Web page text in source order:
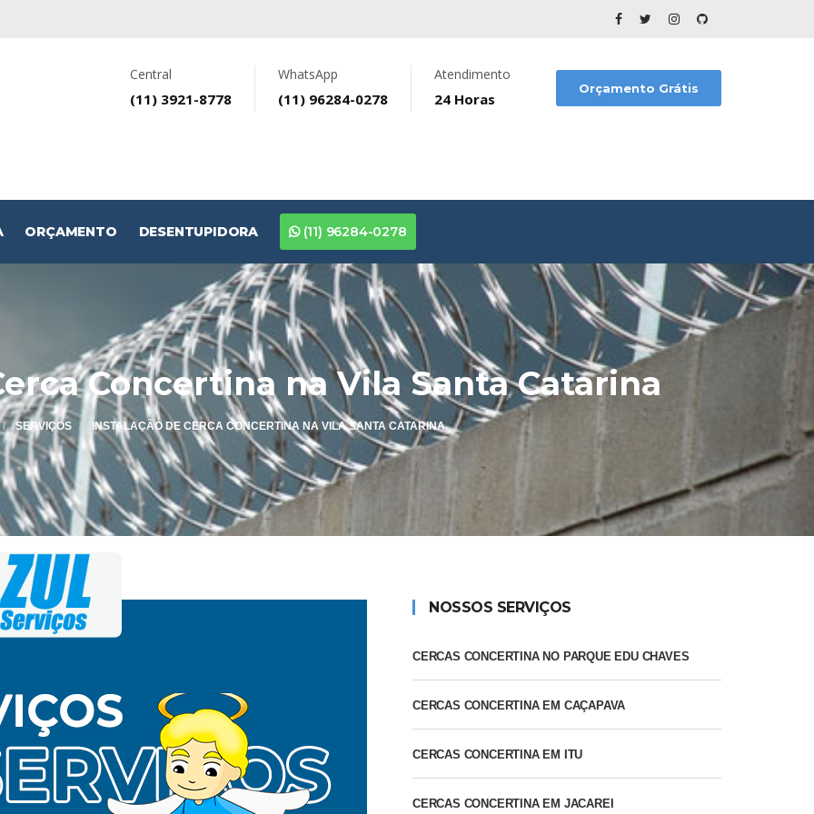
Central
(11) 3921-8778
WhatsApp
(11) 96284-0278
Atendimento
24 Horas
Orçamento Grátis
ORÇAMENTO DESENTUPIDORA (11) 96284-0278
Concertina na Vila Santa Catarina
SERVIÇOS INSTALAÇÃO DE CERCA CONCERTINA NA VILA SANTA CATARINA
NOSSOS SERVIÇOS
CERCAS CONCERTINA NO PARQUE EDU CHAVES
CERCAS CONCERTINA EM CAÇAPAVA
CERCAS CONCERTINA EM ITU
CERCAS CONCERTINA EM JACAREI